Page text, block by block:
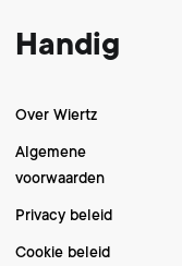
Handig
Over Wiertz
Algemene
voorwaarden
Privacy beleid
Cookie beleid